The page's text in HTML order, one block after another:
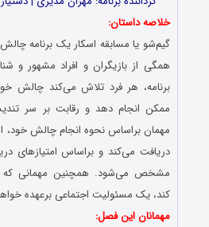
خلاصه داستان:
گیم‌شو یا مسابقه اسکار یک برنامه
همگی از بازیگران و افراد مشهور و
برنامه، هر فرد تلاش می‌کند چالش
ممکن انجام دهد و رقابت بر سر
مهمان براساس نحوه انجام چالش خود،
دریافت می‌کند و براساس امتیازهای
مشخص می‌شود. همچنین مهمانی که
کند، یک مسئولیت اجتماعی برعهده
مهمانان این فصل: